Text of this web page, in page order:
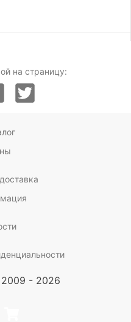
на страницу:
2009 - 2026